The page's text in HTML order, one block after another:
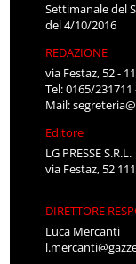
Settimanale del
del 4/10/2016
REDAZIONE
via Festaz, 52 -
Tel: 0165/231711
Mail:
Editore
LG PRESSE S.R.L.
via Festaz, 52
DIRETTORE
Luca Mercanti